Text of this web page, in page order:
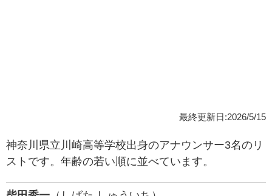
最終更新日:2026/5/15
神奈川県立川崎高等学校出身のアナウンサー3名のリ
ストです。年齢の若い順に並べています。